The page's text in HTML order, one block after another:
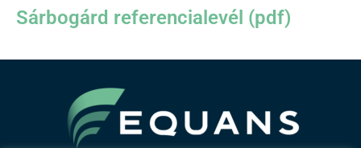
Sárbogárd referencialevél (pdf)